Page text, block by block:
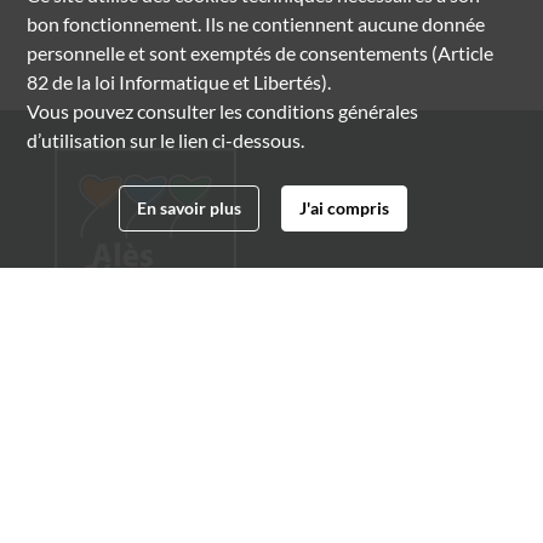
bon fonctionnement. Ils ne contiennent aucune donnée
personnelle et sont exemptés de consentements (Article
82 de la loi Informatique et Libertés).
Vous pouvez consulter les conditions générales
d’utilisation sur le lien ci-dessous.
En savoir plus J'ai compris